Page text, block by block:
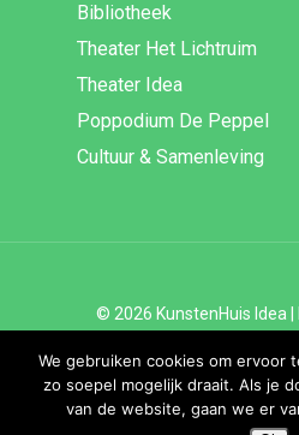
Bibliotheek
Theater Het Lichtruim
Theater Idea
Poppodium De Peppel
Cultuur & Samenleving
© 2026 KunstenHuis Idea |
We gebruiken cookies om ervoor
zo soepel mogelijk draait. Als je
van de website, gaan we er